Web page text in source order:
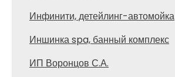
Инфинити, детейлинг-автомойка
Иншинка spa, банный комплекс
ИП Воронцов С.А.